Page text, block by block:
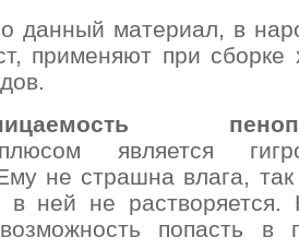
данный материал, в
применяют при сборке
является
не страшна влага,
в ней не
попасть в